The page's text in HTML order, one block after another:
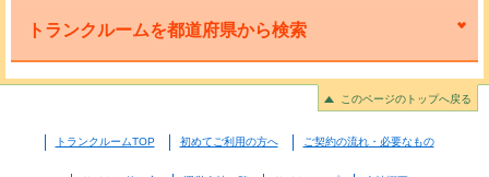
トランクルームを都道府県から検索
このページのトップへ戻る
トランクルームTOP 初めてご利用の方へ ご契約の流れ・必要なもの